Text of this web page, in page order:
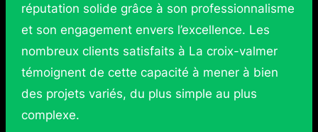
réputation solide grâce à son professionnalisme
et son engagement envers l’excellence. Les
nombreux clients satisfaits à La croix-valmer
témoignent de cette capacité à mener à bien
des projets variés, du plus simple au plus
complexe.